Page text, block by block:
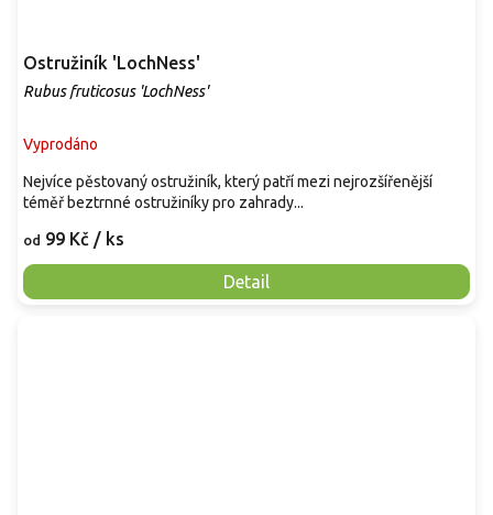
Ostružiník 'LochNess'
Rubus fruticosus 'LochNess'
Vyprodáno
od 99 Kč / ks
Detail
Nejvíce pěstovaný ostružiník, který patří mezi nejrozšířenější
téměř beztrnné ostružiníky pro zahrady...